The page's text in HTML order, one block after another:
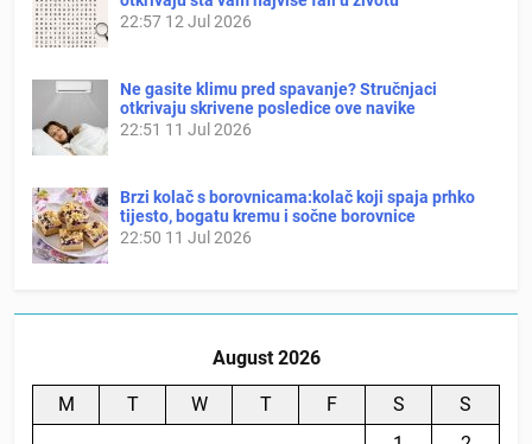
22:57 12 Jul 2026
Ne gasite klimu pred spavanje? Stručnjaci
otkrivaju skrivene posledice ove navike
22:51 11 Jul 2026
Brzi kolač s borovnicama:kolač koji spaja prhko
tijesto, bogatu kremu i sočne borovnice
22:50 11 Jul 2026
August 2026
M T W T F S
S